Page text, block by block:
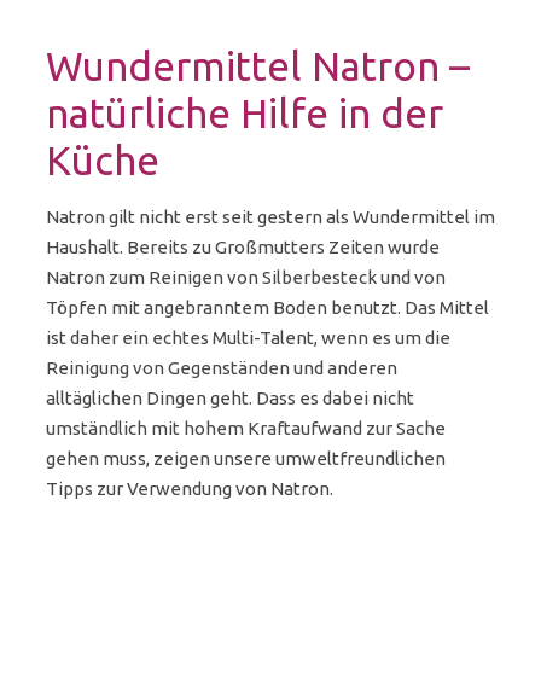
Wundermittel Natron –
natürliche Hilfe in der
Küche
Natron gilt nicht erst seit gestern als Wundermittel im
Haushalt. Bereits zu Großmutters Zeiten wurde
Natron zum Reinigen von Silberbesteck und von
Töpfen mit angebranntem Boden benutzt. Das Mittel
ist daher ein echtes Multi-Talent, wenn es um die
Reinigung von Gegenständen und anderen
alltäglichen Dingen geht. Dass es dabei nicht
umständlich mit hohem Kraftaufwand zur Sache
gehen muss, zeigen unsere umweltfreundlichen
Tipps zur Verwendung von Natron.